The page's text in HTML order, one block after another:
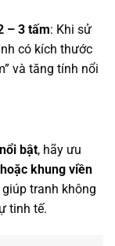
– 3 tấm: Khi sử
có kích thước
và tăng tính nổi
bật, hãy ưu
khung viền
tranh không
tinh tế.